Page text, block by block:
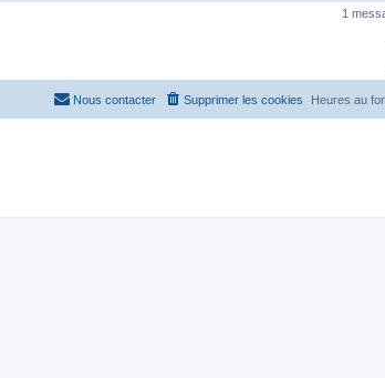
1
Heures au
Supprimer les cookies
Nous contacter